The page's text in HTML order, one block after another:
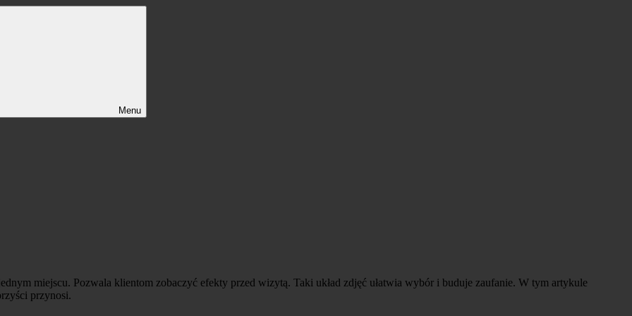
Menu
miejscu. Pozwala klientom zobaczyć efekty przed wizytą. Taki układ zdjęć ułatwia wybór i buduje zaufanie. W tym artykule
przynosi.